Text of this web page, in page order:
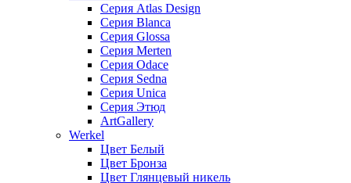
Серия Atlas Design
Серия Blanca
Серия Glossa
Серия Merten
Серия Odace
Серия Sedna
Серия Unica
Серия Этюд
ArtGallery
Werkel
Цвет Белый
Цвет Бронза
Цвет Глянцевый никель